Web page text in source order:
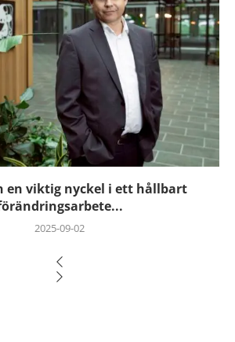
en viktig nyckel i ett hållbart
2025-09-02